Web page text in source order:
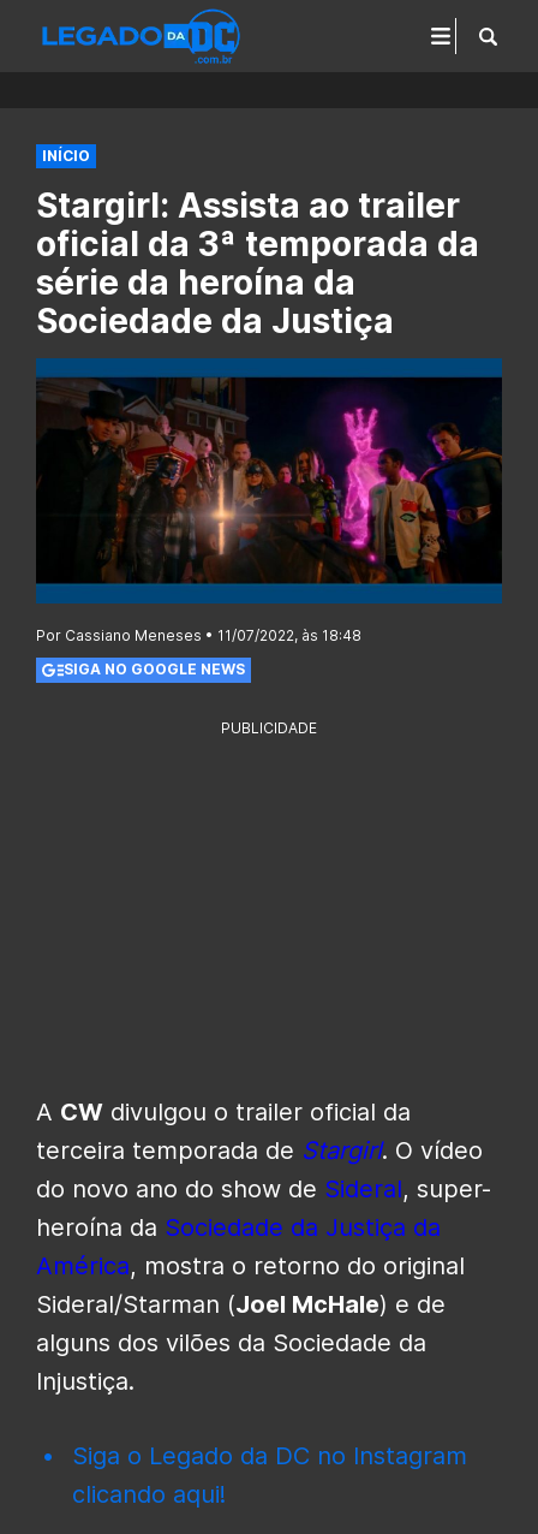
INÍCIO
Stargirl: Assista ao trailer
oficial da 3ª temporada da
série da heroína da
Sociedade da Justiça
Por Cassiano Meneses • 11/07/2022, às 18:48
SIGA NO GOOGLE NEWS
PUBLICIDADE
A CW divulgou o trailer oficial da
terceira temporada de Stargirl. O vídeo
do novo ano do show de Sideral, super-
heroína da Sociedade da Justiça da
América, mostra o retorno do original
Sideral/Starman (Joel McHale) e de
alguns dos vilões da Sociedade da
Injustiça.
Siga o Legado da DC no Instagram
clicando aqui!